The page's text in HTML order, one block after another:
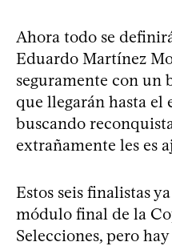
Ahora todo se
Eduardo Martínez
seguramente con un
que llegarán hasta el
buscando
extrañamente les es
Estos seis finalistas
módulo final de la
Selecciones, pero